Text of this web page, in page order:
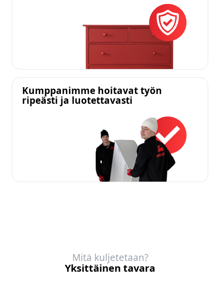
Kumppanimme hoitavat työn
ripeästi ja luotettavasti
Mitä kuljetetaan?
Yksittäinen tavara